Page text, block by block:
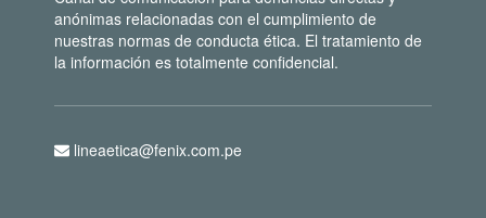
anónimas relacionadas con el cumplimiento de
nuestras normas de conducta ética. El tratamiento de
la información es totalmente confidencial.
lineaetica@fenix.com.pe